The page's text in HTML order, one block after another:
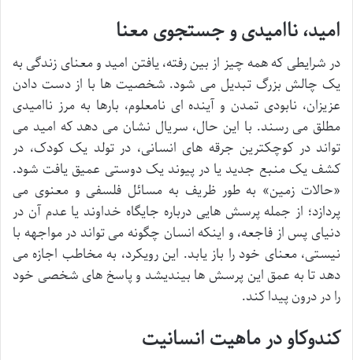
امید، ناامیدی و جستجوی معنا
در شرایطی که همه چیز از بین رفته، یافتن امید و معنای زندگی به
یک چالش بزرگ تبدیل می شود. شخصیت ها با از دست دادن
عزیزان، نابودی تمدن و آینده ای نامعلوم، بارها به مرز ناامیدی
مطلق می رسند. با این حال، سریال نشان می دهد که امید می
تواند در کوچکترین جرقه های انسانی، در تولد یک کودک، در
کشف یک منبع جدید یا در پیوند یک دوستی عمیق یافت شود.
«حالات زمین» به طور ظریف به مسائل فلسفی و معنوی می
پردازد؛ از جمله پرسش هایی درباره جایگاه خداوند یا عدم آن در
دنیای پس از فاجعه، و اینکه انسان چگونه می تواند در مواجهه با
نیستی، معنای خود را باز یابد. این رویکرد، به مخاطب اجازه می
دهد تا به عمق این پرسش ها بیندیشد و پاسخ های شخصی خود
را در درون پیدا کند.
کندوکاو در ماهیت انسانیت